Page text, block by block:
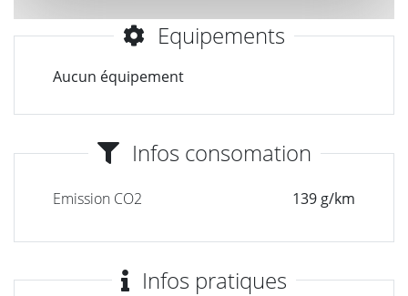
Equipements
Aucun équipement
Infos consomation
Emission CO2 139 g/km
Infos pratiques